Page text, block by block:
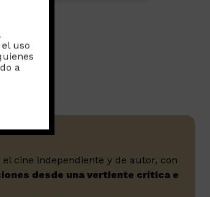
uso
a
cine independiente y de autor, con
desde una vertiente crítica e